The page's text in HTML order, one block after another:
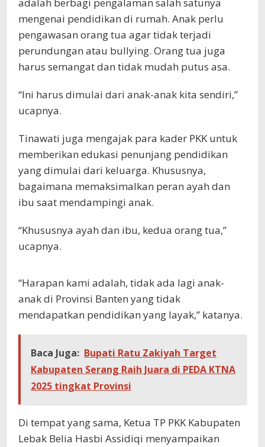
adalah berbagi pengalaman salah satunya
mengenai pendidikan di rumah. Anak perlu
pengawasan orang tua agar tidak terjadi
perundungan atau bullying. Orang tua juga
harus semangat dan tidak mudah putus asa.
“Ini harus dimulai dari anak-anak kita sendiri,”
ucapnya.
Tinawati juga mengajak para kader PKK untuk
memberikan edukasi penunjang pendidikan
yang dimulai dari keluarga. Khususnya,
bagaimana memaksimalkan peran ayah dan
ibu saat mendampingi anak.
“Khususnya ayah dan ibu, kedua orang tua,”
ucapnya.
“Harapan kami adalah, tidak ada lagi anak-
anak di Provinsi Banten yang tidak
mendapatkan pendidikan yang layak,” katanya.
Baca Juga: Bupati Ratu Zakiyah Target
Kabupaten Serang Raih Juara di PEDA KTNA
2025 tingkat Provinsi
Di tempat yang sama, Ketua TP PKK Kabupaten
Lebak Belia Hasbi Assidiqi menyampaikan